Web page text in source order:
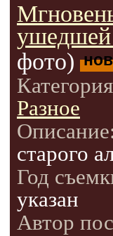
ушедшей
фото)
Разное
старого
Год
указан
Автор